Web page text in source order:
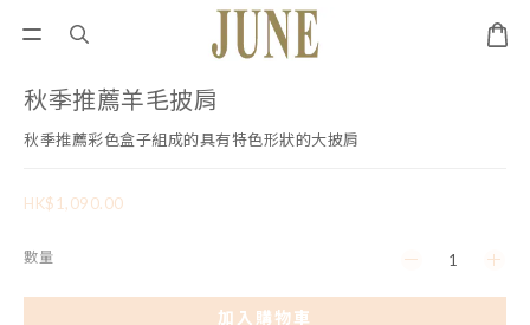
秋季推薦羊毛披肩
秋季推薦彩色盒子組成的具有特色形狀的大披肩
HK$1,090.00
數量
加入購物車